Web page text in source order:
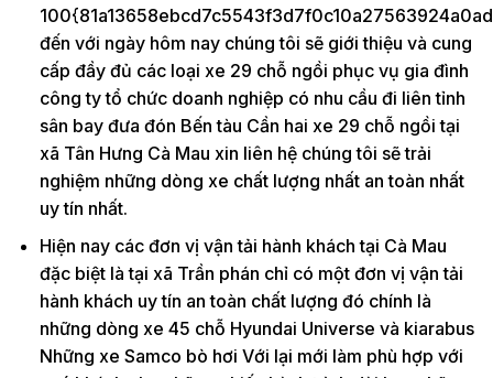
đến với ngày hôm nay chúng tôi sẽ giới thiệu và cung
cấp đầy đủ các loại xe 29 chỗ ngồi phục vụ gia đình
công ty tổ chức doanh nghiệp có nhu cầu đi liên tỉnh
sân bay đưa đón Bến tàu Cần hai xe 29 chỗ ngồi tại
xã Tân Hưng Cà Mau xin liên hệ chúng tôi sẽ trải
nghiệm những dòng xe chất lượng nhất an toàn nhất
uy tín nhất.
Hiện nay các đơn vị vận tải hành khách tại Cà Mau
đặc biệt là tại xã Trần phán chỉ có một đơn vị vận tải
hành khách uy tín an toàn chất lượng đó chính là
những dòng xe 45 chỗ Hyundai Universe và kiarabus
Những xe Samco bò hơi Với lại mới làm phù hợp với